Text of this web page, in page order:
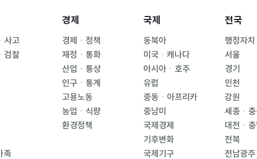
사고
검찰
족
경제
경제ㆍ정책
재정ㆍ통화
산업ㆍ통상
인구ㆍ통계
고용노동
농업ㆍ식량
환경정책
국제
동북아
미국ㆍ캐나다
아시아ㆍ호주
유럽
중동ㆍ아프리카
중남미
국제경제
기후변화
국제기구
전국
행정자치
서울
경기
인천
강원
세종ㆍ
대전ㆍ
전북
전남광주